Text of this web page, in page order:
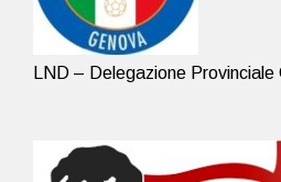
LND – Delegazione Provinciale